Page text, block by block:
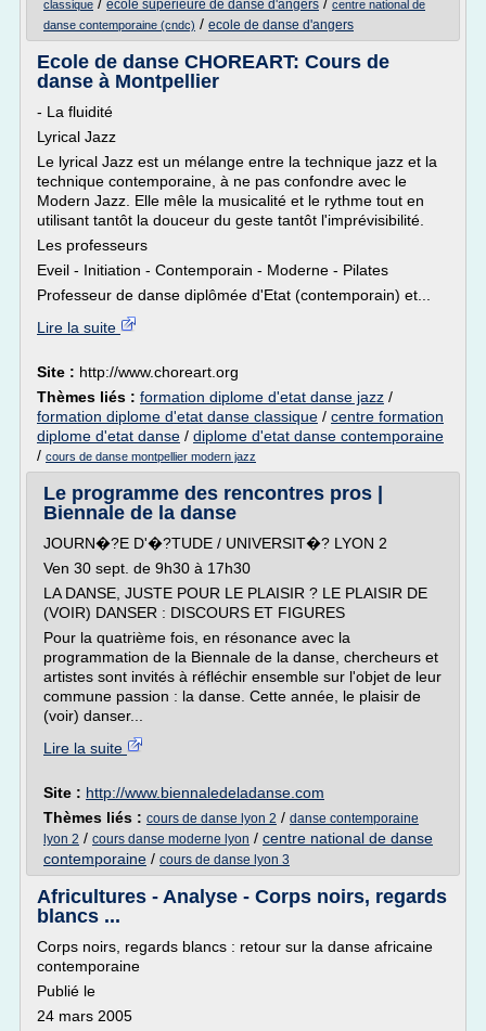
classique
ecole superieure de danse d'angers
centre national de
danse contemporaine (cndc) / ecole de danse d'angers
Ecole de danse CHOREART: Cours de
danse à Montpellier
- La fluidité
Lyrical Jazz
Le lyrical Jazz est un mélange entre la technique jazz et la
technique contemporaine, à ne pas confondre avec le
Modern Jazz. Elle mêle la musicalité et le rythme tout en
utilisant tantôt la douceur du geste tantôt l'imprévisibilité.
Les professeurs
Eveil - Initiation - Contemporain - Moderne - Pilates
Professeur de danse diplômée d'Etat (contemporain) et...
Lire la suite
Site : http://www.choreart.org
Thèmes liés : formation diplome d'etat danse jazz /
formation diplome d'etat danse classique / centre formation
diplome d'etat danse / diplome d'etat danse contemporaine
/ cours de danse montpellier modern jazz
Le programme des rencontres pros |
Biennale de la danse
JOURN�?E D'�?TUDE / UNIVERSIT�? LYON 2
Ven 30 sept. de 9h30 à 17h30
LA DANSE, JUSTE POUR LE PLAISIR ? LE PLAISIR DE
(VOIR) DANSER : DISCOURS ET FIGURES
Pour la quatrième fois, en résonance avec la
programmation de la Biennale de la danse, chercheurs et
artistes sont invités à réfléchir ensemble sur l'objet de leur
commune passion : la danse. Cette année, le plaisir de
(voir) danser...
Lire la suite
Site : http://www.biennaledeladanse.com
Thèmes liés : cours de danse lyon 2 / danse contemporaine
lyon 2 / cours danse moderne lyon / centre national de danse
contemporaine / cours de danse lyon 3
Africultures - Analyse - Corps noirs, regards
blancs ...
Corps noirs, regards blancs : retour sur la danse africaine
contemporaine
Publié le
24 mars 2005